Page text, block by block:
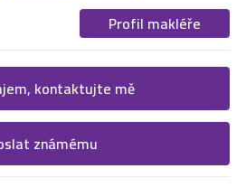
Profil makléře
informací
Upřesněte, co by Vás zajímalo. V
kontaktují.
kontaktujte mě
uvedený email
známému